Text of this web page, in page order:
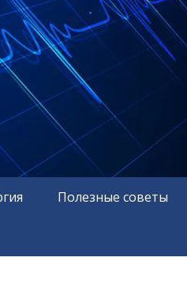
Полезные советы